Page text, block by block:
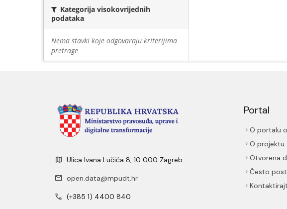
Kategorija visokovrijednih
podataka
Nema stavki koje odgovaraju kriterijima
pretrage